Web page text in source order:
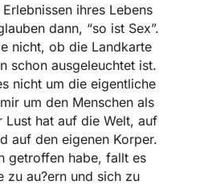
ihres Lebens
dann, “so ist Sex”.
nicht, ob die Landkarte
schon ausgeleuchtet ist.
nicht um die eigentliche
um den Menschen als
Lust hat auf die Welt, auf
auf den eigenen Korper.
getroffen habe, fallt es
zu au?ern und sich zu